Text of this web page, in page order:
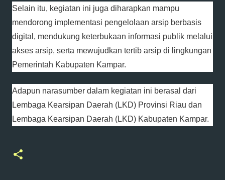
Selain itu, kegiatan ini juga diharapkan mampu
mendorong implementasi pengelolaan arsip berbasis
digital, mendukung keterbukaan informasi publik melalui
akses arsip, serta mewujudkan tertib arsip di lingkungan
Pemerintah Kabupaten Kampar.
Adapun narasumber dalam kegiatan ini berasal dari
Lembaga Kearsipan Daerah (LKD) Provinsi Riau dan
Lembaga Kearsipan Daerah (LKD) Kabupaten Kampar.